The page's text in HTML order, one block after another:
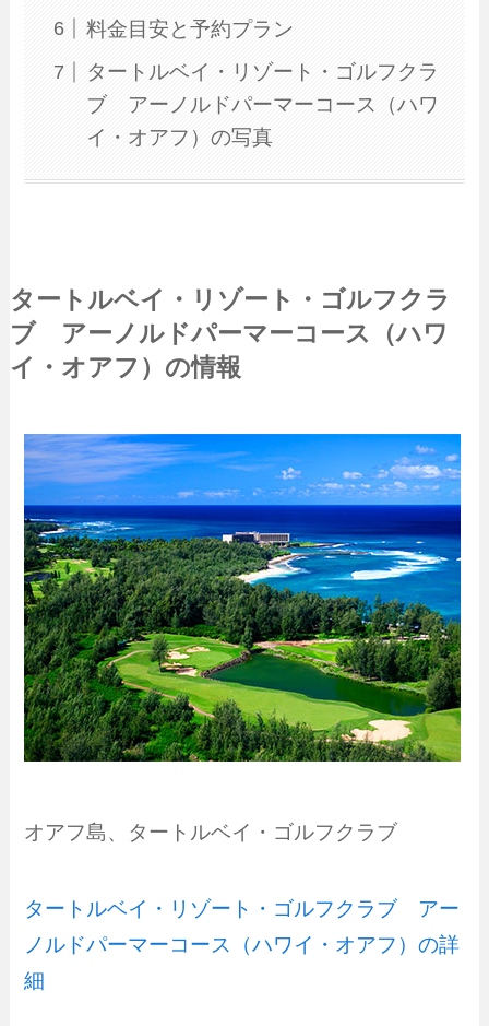
料金目安と予約プラン
タートルベイ・リゾート・ゴルフクラ
ブ アーノルドパーマーコース（ハワ
イ・オアフ）の写真
タートルベイ・リゾート・ゴルフクラ
ブ アーノルドパーマーコース（ハワ
イ・オアフ）の情報
オアフ島、タートルベイ・ゴルフクラブ
タートルベイ・リゾート・ゴルフクラブ アー
ノルドパーマーコース（ハワイ・オアフ）の詳
細